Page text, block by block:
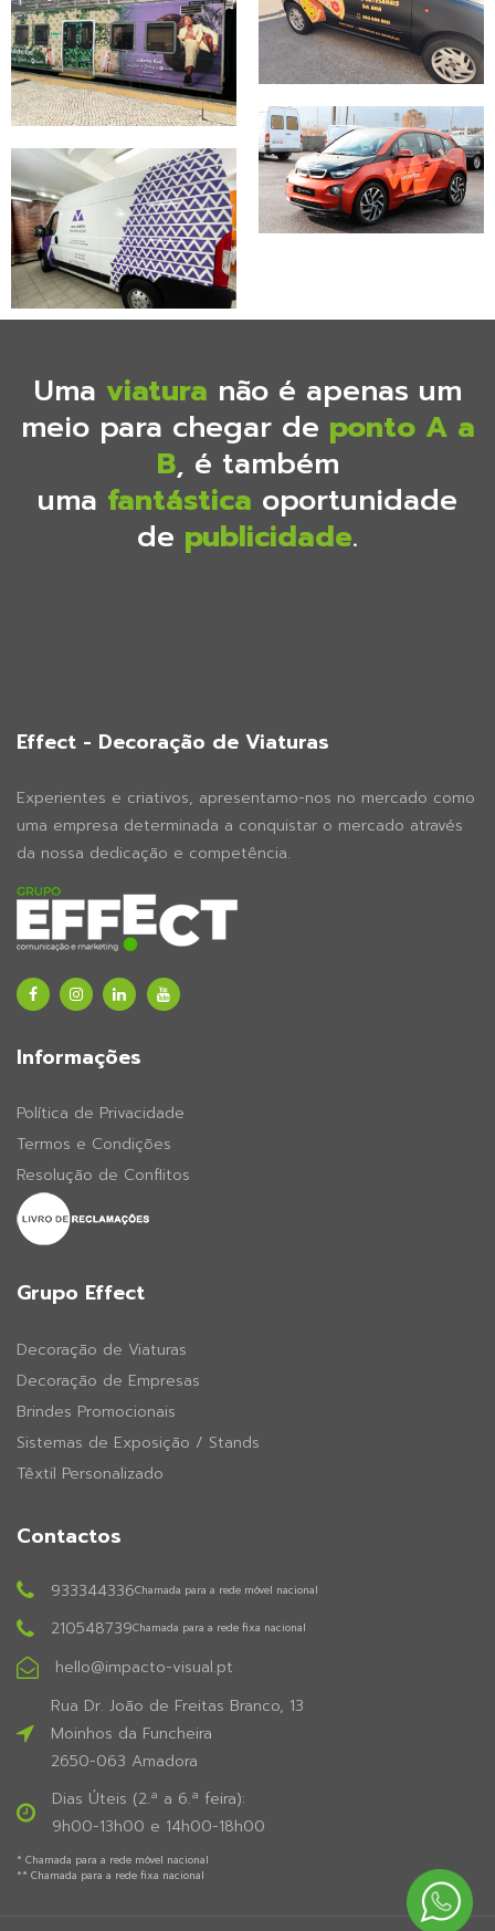
Uma viatura não é apenas um
meio para chegar de ponto A a
B, é também
uma fantástica oportunidade
de publicidade.
Effect - Decoração de Viaturas
Experientes e criativos, apresentamo-nos no mercado como
uma empresa determinada a conquistar o mercado através
da nossa dedicação e competência.
Informações
Política de Privacidade
Termos e Condições
Resolução de Conflitos
Grupo Effect
Decoração de Viaturas
Decoração de Empresas
Brindes Promocionais
Sistemas de Exposição / Stands
Têxtil Personalizado
Contactos
933344336Chamada para a rede móvel nacional
210548739Chamada para a rede fixa nacional
hello@impacto-visual.pt
Rua Dr. João de Freitas Branco, 13
Moinhos da Funcheira
2650-063 Amadora
Dias Úteis (2.ª a 6.ª feira):
9h00-13h00 e 14h00-18h00
* Chamada para a rede móvel nacional
** Chamada para a rede fixa nacional